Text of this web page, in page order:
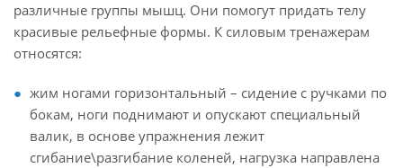
различные группы мышц. Они помогут придать телу
красивые рельефные формы. К силовым тренажерам
относятся:
жим ногами горизонтальный – сидение с ручками по
бокам, ноги поднимают и опускают специальный
валик, в основе упражнения лежит
сгибание\разгибание коленей, нагрузка направлена